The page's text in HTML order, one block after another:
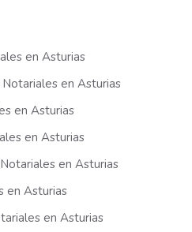
en Asturias
en Asturias
en Asturias
en Asturias
en Asturias
en Asturias
en Asturias